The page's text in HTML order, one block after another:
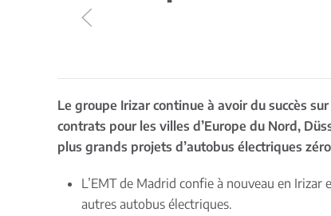
Le groupe Irizar continue à avoir du succès
contrats pour les villes d’Europe du Nord,
plus grands projets d’autobus électriques
L’EMT de Madrid confie à nouveau en
autres autobus électriques.